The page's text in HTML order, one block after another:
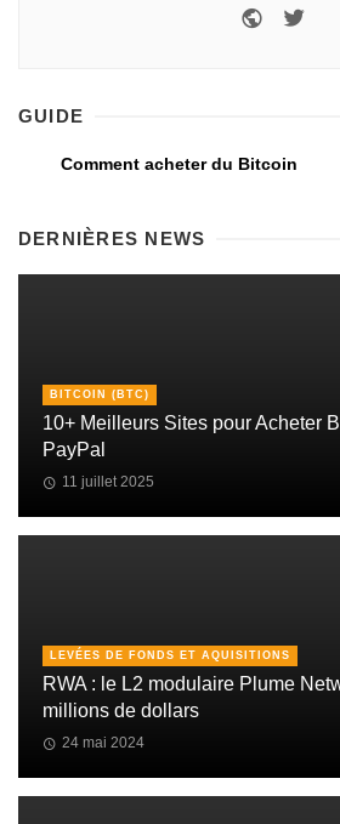
GUIDE
Comment acheter du Bitcoin
DERNIÈRES NEWS
BITCOIN (BTC)
10+ Meilleurs Sites pour Acheter
PayPal
11 juillet 2025
LEVÉES DE FONDS ET AQUISITIONS
RWA : le L2 modulaire Plume
millions de dollars
24 mai 2024